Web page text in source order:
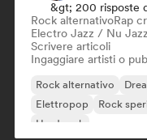
&gt; 200 risposte
Rock alternativoRap
Electro Jazz / Nu Jazz
Scrivere articoli
Ingaggiare artisti o
Rock alternativo
Elettropop
Rock
Hard rock